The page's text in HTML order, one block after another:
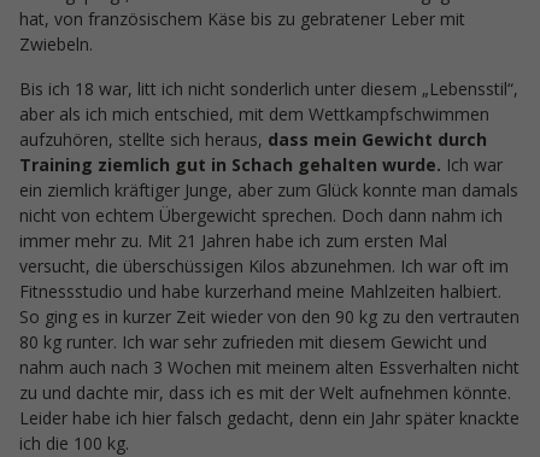
hat, von französischem Käse bis zu gebratener Leber mit
Zwiebeln.
Bis ich 18 war, litt ich nicht sonderlich unter diesem „Lebensstil“,
aber als ich mich entschied, mit dem Wettkampfschwimmen
aufzuhören, stellte sich heraus, dass mein Gewicht durch
Training ziemlich gut in Schach gehalten wurde. Ich war
ein ziemlich kräftiger Junge, aber zum Glück konnte man damals
nicht von echtem Übergewicht sprechen. Doch dann nahm ich
immer mehr zu. Mit 21 Jahren habe ich zum ersten Mal
versucht, die überschüssigen Kilos abzunehmen. Ich war oft im
Fitnessstudio und habe kurzerhand meine Mahlzeiten halbiert.
So ging es in kurzer Zeit wieder von den 90 kg zu den vertrauten
80 kg runter. Ich war sehr zufrieden mit diesem Gewicht und
nahm auch nach 3 Wochen mit meinem alten Essverhalten nicht
zu und dachte mir, dass ich es mit der Welt aufnehmen könnte.
Leider habe ich hier falsch gedacht, denn ein Jahr später knackte
ich die 100 kg.